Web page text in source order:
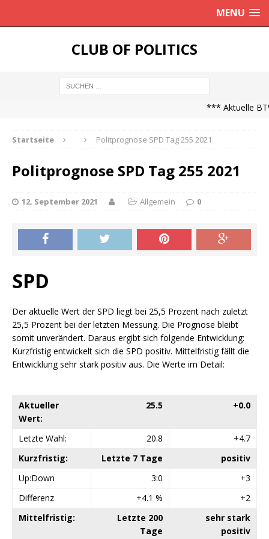
MENU
CLUB OF POLITICS
*** Aktuelle
Startseite Politprognose SPD Tag 255 2021
Politprognose SPD Tag 255 2021
12. September 2021 Allgemein 0
SPD
Der aktuelle Wert der SPD liegt bei 25,5 Prozent nach zuletzt
25,5 Prozent bei der letzten Messung. Die Prognose bleibt
somit unverändert. Daraus ergibt sich folgende Entwicklung:
Kurzfristig entwickelt sich die SPD positiv. Mittelfristig fällt die
Entwicklung sehr stark positiv aus. Die Werte im Detail:
Aktueller
Wert:
25.5 +0.0
Letzte Wahl: 20.8
+4.7
Kurzfristig:
Letzte 7 Tage
positiv
Up:Down
3:0
+3
Differenz
+4.1 %
+2
Mittelfristig:
Letzte 200
Tage
sehr stark
positiv